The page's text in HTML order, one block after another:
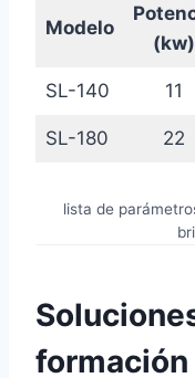
Modelo
(kw)
SL-140 11
SL-180 22
lista de